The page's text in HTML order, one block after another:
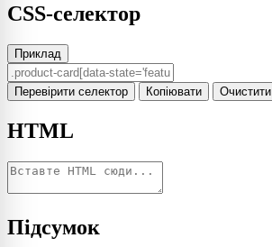
CSS-селектор
Приклад
Перевірити селектор Копіювати Очистити
HTML
Підсумок